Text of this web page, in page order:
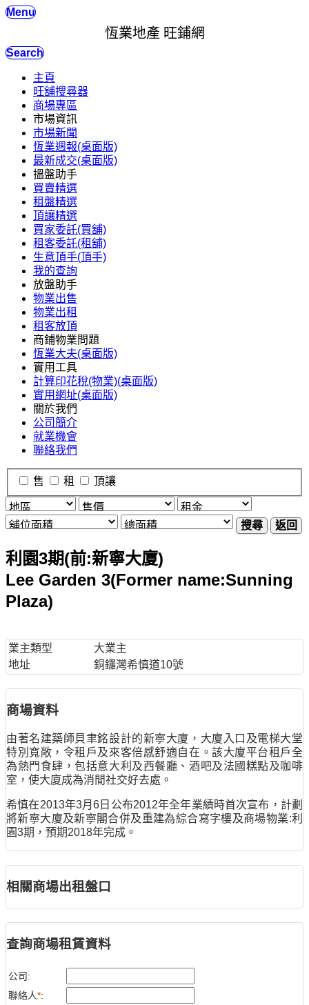
Menu
恆業地產 旺鋪網
Search
主頁
旺舖搜尋器
商場專區
市場資訊
市場新聞
恆業週報(桌面版)
最新成交(桌面版)
搵盤助手
買賣精選
租盤精選
頂讓精選
買家委託(買舖)
租客委託(租舖)
生意頂手(頂手)
我的查詢
放盤助手
物業出售
物業出租
租客放頂
商鋪物業問題
恆業大夫(桌面版)
實用工具
計算印花稅(物業)(桌面版)
實用網址(桌面版)
關於我們
公司簡介
就業機會
聯絡我們
售 租 頂讓
搜尋 返回
利園3期(前:新寧大廈)
Lee Garden 3(Former name:Sunning
Plaza)
業主類型
大業主
地址
銅鑼灣希慎道10號
商場資料
由著名建築師貝聿銘設計的新寧大廈，大廈入口及電梯大堂
特別寬敞，令租戶及來客倍感舒適自在。該大廈平台租戶全
為熱門食肆，包括意大利及西餐廳、酒吧及法國糕點及咖啡
室，使大廈成為消閒社交好去處。
希慎在2013年3月6日公布2012年全年業績時首次宣布，計劃
將新寧大廈及新寧閣合併及重建為綜合寫字樓及商場物業:利
園3期，預期2018年完成。
相關商場出租盤口
查詢商場租賃資料
公司:
聯絡人*: